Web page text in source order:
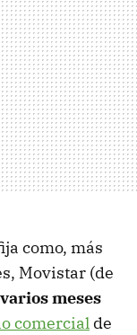
como, más
Movistar (de
meses
comercial de